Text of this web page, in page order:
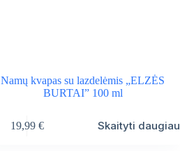
Namų kvapas su lazdelėmis „ELZĖS
BURTAI” 100 ml
19,99 € Skaityti daugiau